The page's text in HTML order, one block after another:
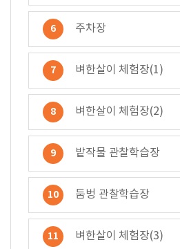
6 주차장
7 벼한살이 체험장(1)
8 벼한살이 체험장(2)
9 밭작물 관찰학습장
10 둠벙 관찰학습장
11 벼한살이 체험장(3)